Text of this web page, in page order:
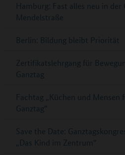
Hamburg: Fast alles neu in der
Mendelstraße
Berlin: Bildung bleibt Priorität
Zertifikatslehrgang für
Ganztag
Fachtag „Küchen und Mensen
Ganztag“
Save the Date:
„Das Kind im Zentrum“